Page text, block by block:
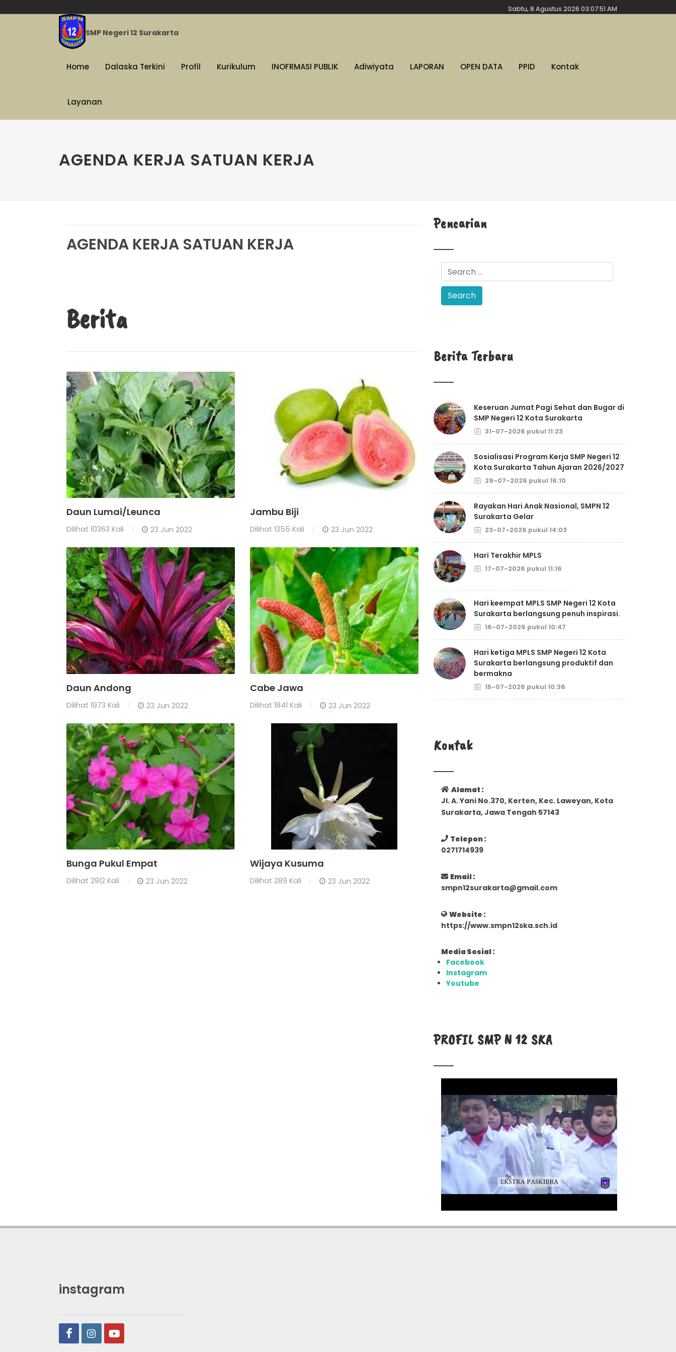
Sabtu, 8 Agustus 2026 03:07:52 AM
SMP Negeri 12 Surakarta
Home Dalaska Terkini Profil Kurikulum INOFRMASI PUBLIK Adiwiyata LAPORAN OPEN DATA PPID Kontak
Layanan
AGENDA KERJA SATUAN KERJA
AGENDA KERJA SATUAN KERJA
Berita
Daun Lumai/Leunca
Dilihat 10363 Kali 23 Jun 2022
Jambu Biji
Dilihat 1355 Kali 23 Jun 2022
Daun Andong
Dilihat 1973 Kali 23 Jun 2022
Cabe Jawa
Dilihat 1841 Kali 23 Jun 2022
Bunga Pukul Empat
Dilihat 2912 Kali 23 Jun 2022
Wijaya Kusuma
Dilihat 289 Kali 23 Jun 2022
Pencarian
Berita Terbaru
Keseruan Jumat Pagi Sehat dan Bugar di
SMP Negeri 12 Kota Surakarta
31-07-2026 pukul 11:23
Sosialisasi Program Kerja SMP Negeri 12
Kota Surakarta Tahun Ajaran 2026/2027
29-07-2026 pukul 16:10
Rayakan Hari Anak Nasional, SMPN 12
Surakarta Gelar
23-07-2026 pukul 14:03
Hari Terakhir MPLS
17-07-2026 pukul 11:16
Hari keempat MPLS SMP Negeri 12 Kota
Surakarta berlangsung penuh inspirasi.
16-07-2026 pukul 10:47
Hari ketiga MPLS SMP Negeri 12 Kota
Surakarta berlangsung produktif dan
bermakna
15-07-2026 pukul 10:36
Kontak
Alamat :
Jl. A. Yani No.370, Kerten, Kec. Laweyan, Kota
Surakarta, Jawa Tengah 57143
Telepon :
0271714939
Email :
smpn12surakarta@gmail.com
Website :
https://www.smpn12ska.sch.id
Media Sosial :
Facebook
Instagram
Youtube
PROFIL SMP N 12 SKA
instagram